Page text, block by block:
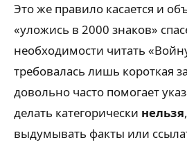
Это же правило касается и
«уложись в 2000 знаков»
необходимости читать
требовалась лишь короткая
довольно часто помогает
делать категорически нельзя
выдумывать факты или